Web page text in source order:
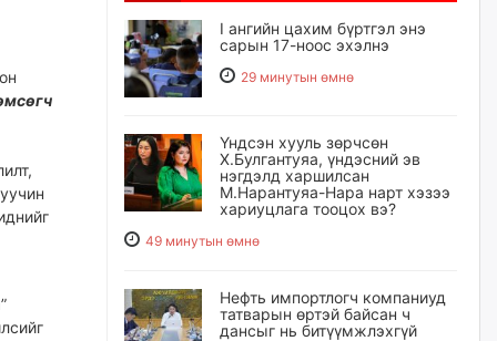
I ангийн цахим бүртгэл энэ
сарын 17-ноос эхэлнэ
29 минутын өмнө
Үндсэн хууль зөрчсөн
Х.Булгантуяа, үндэсний эв
нэгдэлд харшилсан
М.Нарантуяа-Нара нарт хэзээ
хариуцлага тооцох вэ?
49 минутын өмнө
Нефть импортлогч компаниуд
татварын өртэй байсан ч
дансыг нь битүүмжлэхгүй